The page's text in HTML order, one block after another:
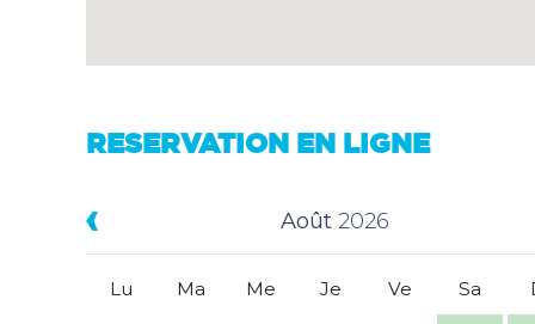
RESERVATION EN LIGNE
Août 2026
Lu Ma Me Je Ve Sa